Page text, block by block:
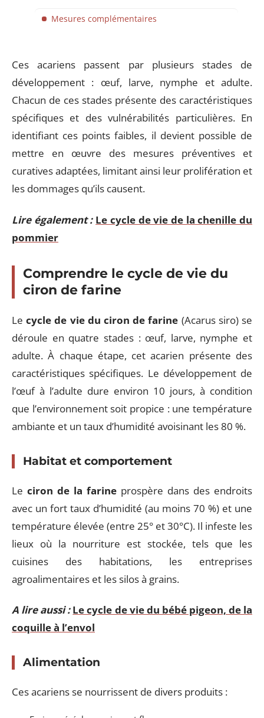
Mesures complémentaires
Ces acariens passent par plusieurs stades de
développement : œuf, larve, nymphe et adulte.
Chacun de ces stades présente des caractéristiques
spécifiques et des vulnérabilités particulières. En
identifiant ces points faibles, il devient possible de
mettre en œuvre des mesures préventives et
curatives adaptées, limitant ainsi leur prolifération et
les dommages qu’ils causent.
Lire également : Le cycle de vie de la chenille du
pommier
Comprendre le cycle de vie du
ciron de farine
Lecycle de vie du ciron de farine (Acarus siro) se
déroule en quatre stades : œuf, larve, nymphe et
adulte. À chaque étape, cet acarien présente des
caractéristiques spécifiques. Le développement de
l’œuf à l’adulte dure environ 10 jours, à condition
que l’environnement soit propice : une température
ambiante et un taux d’humidité avoisinant les 80 %.
Habitat et comportement
Le ciron de la farine prospère dans des endroits
avec un fort taux d’humidité (au moins 70 %) et une
température élevée (entre 25° et 30°C). Il infeste les
lieux où la nourriture est stockée, tels que les
cuisines des habitations, les entreprises
agroalimentaires et les silos à grains.
A lire aussi : Le cycle de vie du bébé pigeon, de la
coquille à l’envol
Alimentation
Ces acariens se nourrissent de divers produits :